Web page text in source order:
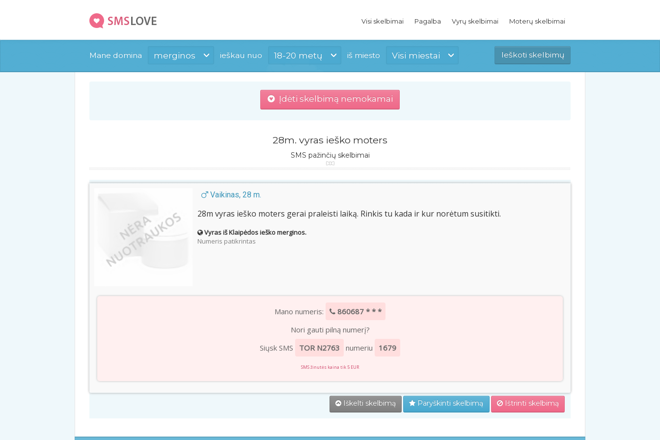
Visi skelbimai Pagalba Vyrų skelbimai Moterų skelbimai
Mane domina merginos ieškau nuo 18-20 metų iš miesto Visi miestai
Įdėti skelbimą nemokamai
28m. vyras ieško moters
SMS pažinčių skelbimai
Vaikinas, 28 m.
28m vyras ieško moters gerai praleisti laiką. Rinkis tu kada ir kur norėtum susitikti.
Vyras iš Klaipėdos ieško merginos.
Numeris patikrintas
Mano numeris:
860687 * * *
Nori gauti pilną numerį?
Siųsk SMS
TOR N2763 numeriu 1679
SMS žinutės kaina tik 5 EUR
Iškelti skelbimą Paryškinti skelbimą Ištrinti skelbimą